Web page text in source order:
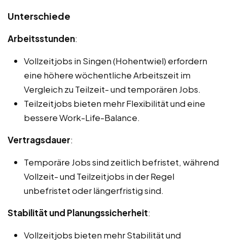
Unterschiede
Arbeitsstunden:
Vollzeitjobs in Singen (Hohentwiel) erfordern
eine höhere wöchentliche Arbeitszeit im
Vergleich zu Teilzeit- und temporären Jobs.
Teilzeitjobs bieten mehr Flexibilität und eine
bessere Work-Life-Balance.
Vertragsdauer:
Temporäre Jobs sind zeitlich befristet, während
Vollzeit- und Teilzeitjobs in der Regel
unbefristet oder längerfristig sind.
Stabilität und Planungssicherheit:
Vollzeitjobs bieten mehr Stabilität und